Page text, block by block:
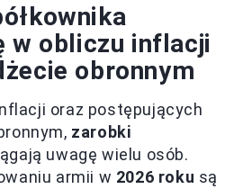
w obliczu inflacji
obronnym
oraz postępujących
zarobki
uwagę wielu osób.
armii w 2026 roku są